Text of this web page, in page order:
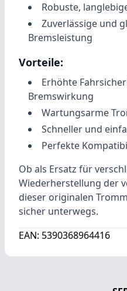
Robuste,
Zuverlässige und
Bremsleistung
Vorteile:
Erhöhte
Bremswirkung
Wartungsarme
Schneller und
Perfekte
Ob als Ersatz für
Wiederherstellung der
dieser originalen
sicher unterwegs.
EAN: 5390368964416